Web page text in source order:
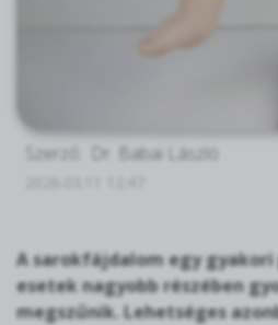
Szerző: Dr. Babai László
A sarokfájdalom egy
esetek nagyobb részében
megszűnik. Lehetséges